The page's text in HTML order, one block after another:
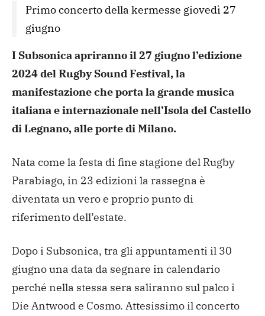
Primo concerto della kermesse giovedì 27
giugno
I Subsonica apriranno il 27 giugno l’edizione
2024 del Rugby Sound Festival, la
manifestazione che porta la grande musica
italiana e internazionale nell’Isola del Castello
di Legnano, alle porte di Milano.
Nata come la festa di fine stagione del Rugby
Parabiago, in 23 edizioni la rassegna è
diventata un vero e proprio punto di
riferimento dell’estate.
Dopo i Subsonica, tra gli appuntamenti il 30
giugno una data da segnare in calendario
perché nella stessa sera saliranno sul palco i
Die Antwood e Cosmo. Attesissimo il concerto